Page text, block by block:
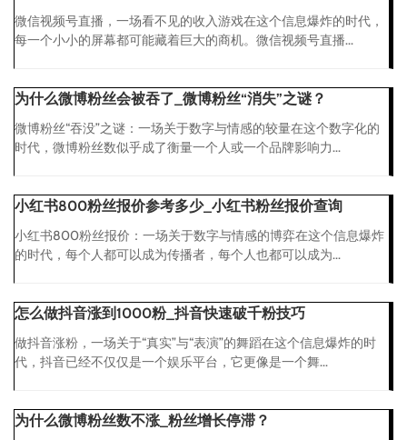
微信视频号直播，一场看不见的收入游戏在这个信息爆炸的时代，
每一个小小的屏幕都可能藏着巨大的商机。微信视频号直播...
为什么微博粉丝会被吞了_微博粉丝“消失”之谜？
微博粉丝“吞没”之谜：一场关于数字与情感的较量在这个数字化的
时代，微博粉丝数似乎成了衡量一个人或一个品牌影响力...
小红书800粉丝报价参考多少_小红书粉丝报价查询
小红书800粉丝报价：一场关于数字与情感的博弈在这个信息爆炸
的时代，每个人都可以成为传播者，每个人也都可以成为...
怎么做抖音涨到1000粉_抖音快速破千粉技巧
做抖音涨粉，一场关于“真实”与“表演”的舞蹈在这个信息爆炸的时
代，抖音已经不仅仅是一个娱乐平台，它更像是一个舞...
为什么微博粉丝数不涨_粉丝增长停滞？